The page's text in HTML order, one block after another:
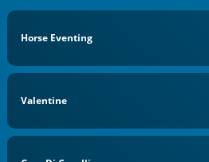
Horse Eventing
Valentine